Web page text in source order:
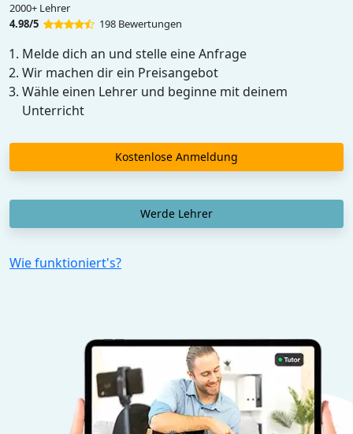
2000+ Lehrer
4.98/5
198 Bewertungen
Melde dich an und stelle eine Anfrage
Wir machen dir ein Preisangebot
Wähle einen Lehrer und beginne mit deinem
Unterricht
Kostenlose Anmeldung
Werde Lehrer
Wie funktioniert's?